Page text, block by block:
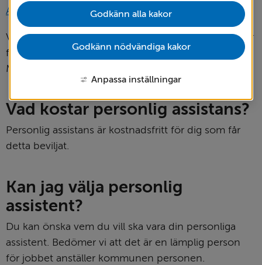
Godkänn alla kakor
Godkänn nödvändiga kakor
Anpassa inställningar
Ansök om personlig assistans pdf, 207 kB.
Vill du ha hjälp att fylla i din ansökan eller om du har
frågor kontaktar du biståndshandläggarna via
Myndighetskontoret.
Vad kostar personlig assistans?
Personlig assistans är kostnadsfritt för dig som får
detta beviljat.
Kan jag välja personlig
assistent?
Du kan önska vem du vill ska vara din personliga
assistent. Bedömer vi att det är en lämplig person
för jobbet anställer kommunen personen.